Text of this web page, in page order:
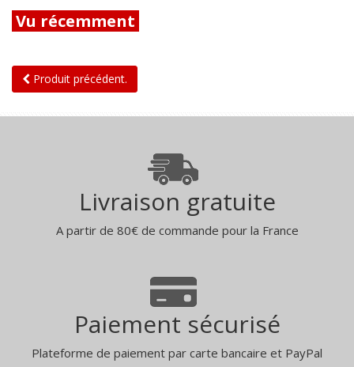
Vu récemment
Produit précédent.
Livraison gratuite
A partir de 80€ de commande pour la France
Paiement sécurisé
Plateforme de paiement par carte bancaire et PayPal